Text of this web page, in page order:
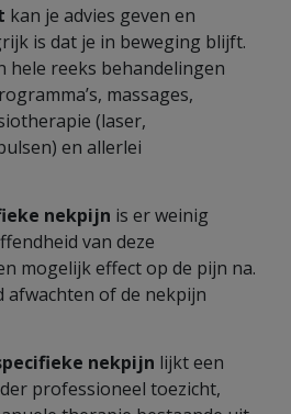
kan je advies geven en
is dat je in beweging blijft.
hele reeks behandelingen
massages,
(laser,
en allerlei
nekpijn is er weinig
van deze
mogelijk effect op de pijn na.
afwachten of de nekpijn
nekpijn lijkt een
professioneel toezicht,